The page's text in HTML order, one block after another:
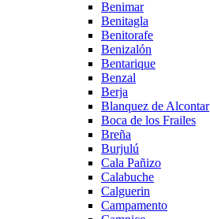
Benimar
Benitagla
Benitorafe
Benizalón
Bentarique
Benzal
Berja
Blanquez de Alcontar
Boca de los Frailes
Breña
Burjulú
Cala Pañizo
Calabuche
Calguerin
Campamento